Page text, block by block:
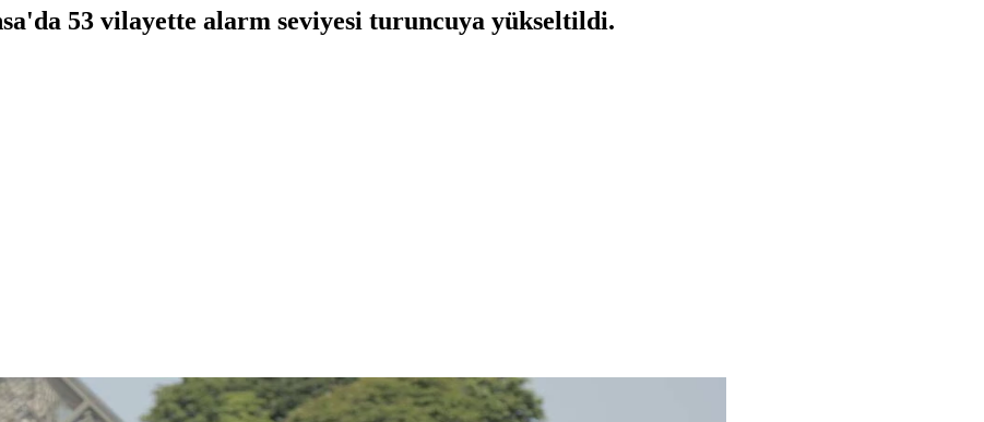
53 vilayette alarm seviyesi turuncuya yükseltildi.